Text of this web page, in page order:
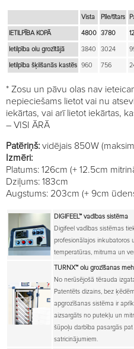
Vista Pīle/tītars
IETILPĪBA KOPĀ 4800 3780
Ietilpība olu grozītājā 3840 3024
Ietilpība šķilšanās kastēs 960 756
* Zosu un pāvu olas nav
nepieciešams lietot vai nu
iekārtas, vai arī lietot iekārtas,
– VISI ĀRĀ
Patēriņš: vidējais 850W
Izmēri:
Platums: 126cm (+ 12.5cm
Dziļums: 183cm
Augstums: 203cm (+ 9cm
DIGIFEEL™ vadības sistēma
Digifeel vadības sistēmas
profesionālajos inkubatoros
temperatūras, mitruma un
TURNX™ olu grozīšanas
No nerūsējošā tērauda
Patentēts dizains, bez
apgrozīšanas sistēma ir
aizsargāts no putekļu un
šūpoļu darbība pasargās
satricinājumiem.